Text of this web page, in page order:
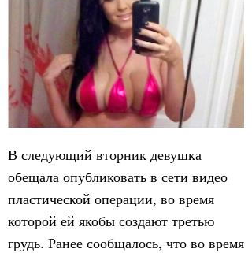
В следующий вторник девушка
обещала опубликовать в сети видео
пластической операции, во время
которой ей якобы создают третью
грудь. Ранее сообщалось, что во время